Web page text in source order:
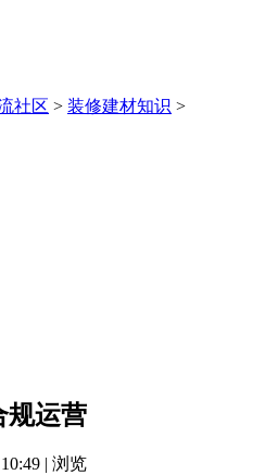
社区 > 装修建材知识 >
规运营
| 浏览